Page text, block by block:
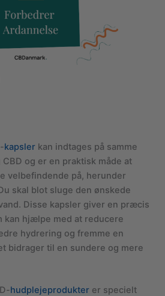
kapsler kan indtages på samme
og er en praktisk måde at
velbefindende på, herunder
skal blot sluge den ønskede
Disse kapsler giver en præcis
kan hjælpe med at reducere
hydrering og fremme en
bidrager til en sundere og mere
hudplejeprodukter er specielt